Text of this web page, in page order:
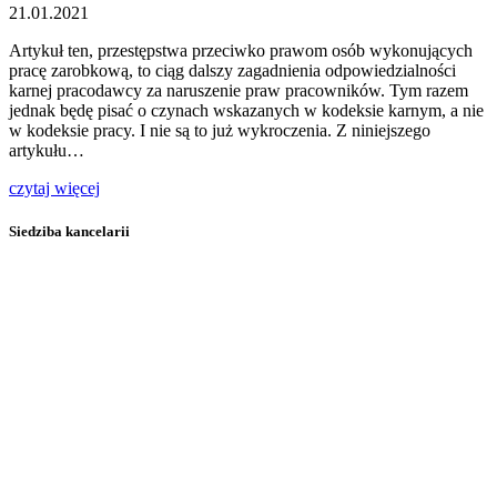
21.01.2021
Artykuł ten, przestępstwa przeciwko prawom osób wykonujących
pracę zarobkową, to ciąg dalszy zagadnienia odpowiedzialności
karnej pracodawcy za naruszenie praw pracowników. Tym razem
jednak będę pisać o czynach wskazanych w kodeksie karnym, a nie
w kodeksie pracy. I nie są to już wykroczenia. Z niniejszego
artykułu…
czytaj więcej
Siedziba kancelarii